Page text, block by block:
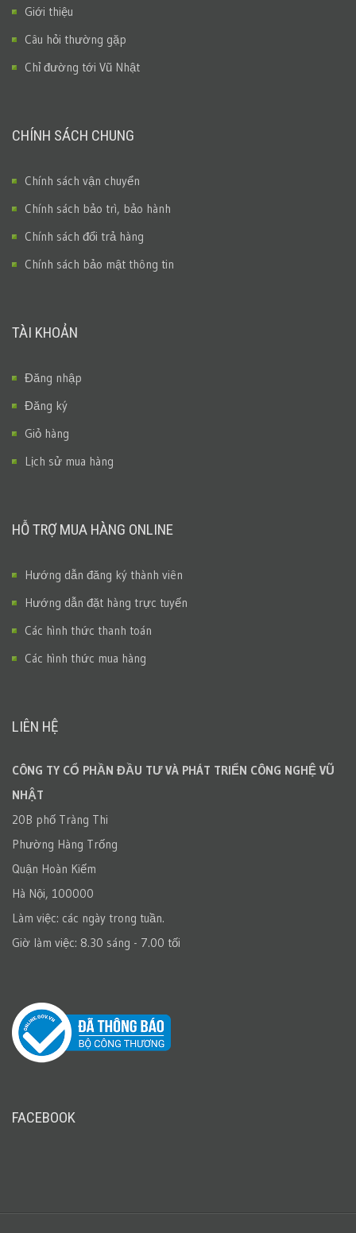
Giới thiệu
Câu hỏi thường gặp
Chỉ đường tới Vũ Nhật
CHÍNH SÁCH CHUNG
Chính sách vận chuyển
Chính sách bảo trì, bảo hành
Chính sách đổi trả hàng
Chính sách bảo mật thông tin
TÀI KHOẢN
Đăng nhập
Đăng ký
Giỏ hàng
Lịch sử mua hàng
HỖ TRỢ MUA HÀNG ONLINE
Hướng dẫn đăng ký thành viên
Hướng dẫn đặt hàng trực tuyến
Các hình thức thanh toán
Các hình thức mua hàng
LIÊN HỆ
CÔNG TY CỔ PHẦN ĐẦU TƯ VÀ PHÁT TRIỂN CÔNG NGHỆ VŨ
NHẬT
20B phố Tràng Thi
Phường Hàng Trống
Quận Hoàn Kiếm
Hà Nội, 100000
Làm việc: các ngày trong tuần.
Giờ làm việc: 8.30 sáng - 7.00 tối
FACEBOOK